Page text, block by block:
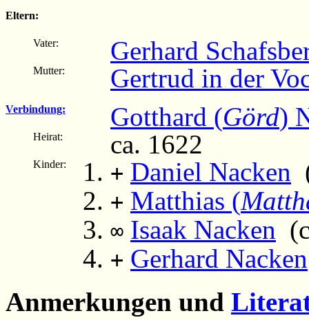
Eltern:
Vater: Gerhard
Mutter: Gertrud in der
Verbindung: Gotthard (Görd)
Heirat: ca. 1622
Kinder: + Daniel Nacken
+ Matthias (
∞ Isaak Nacken
+ Gerhard Nacken
Anmerkungen und